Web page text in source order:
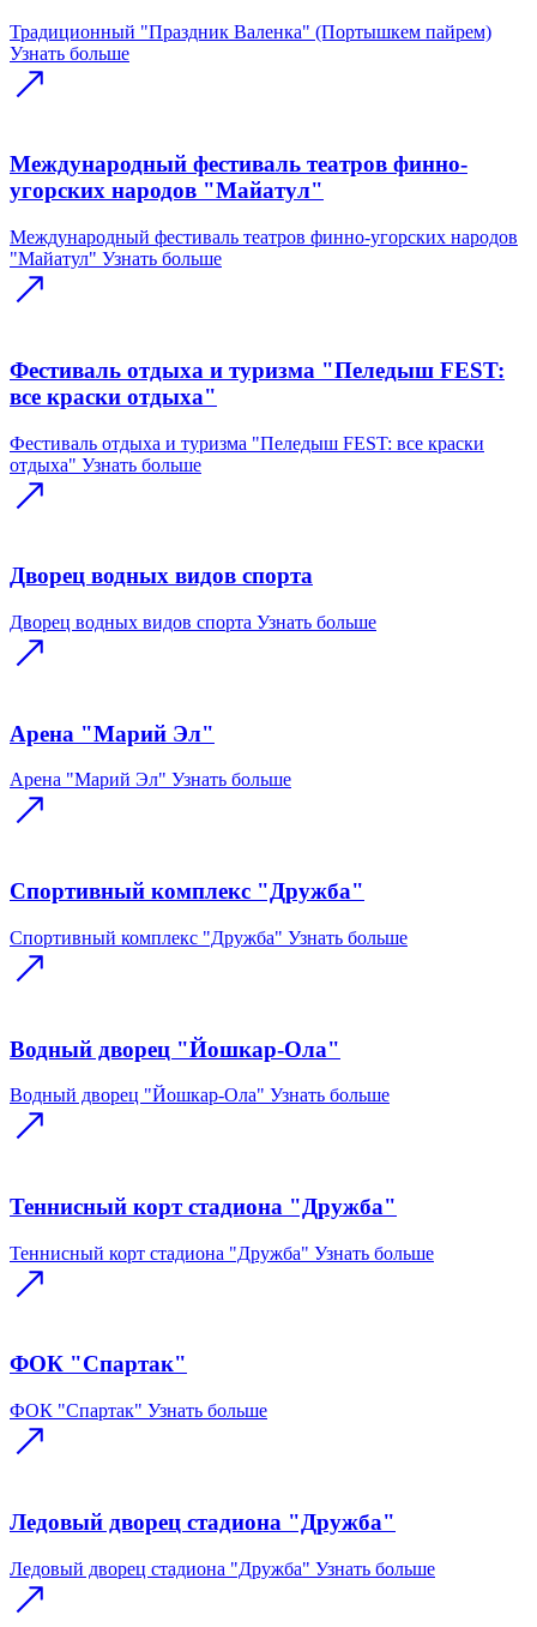
Традиционный "Праздник Валенка" (Портышкем пайрем)
Узнать больше
Международный фестиваль театров финно-
угорских народов "Майатул"
Международный фестиваль театров финно-угорских народов
"Майатул" Узнать больше
Фестиваль отдыха и туризма "Пеледыш FEST:
все краски отдыха"
Фестиваль отдыха и туризма "Пеледыш FEST: все краски
отдыха" Узнать больше
Дворец водных видов спорта
Дворец водных видов спорта Узнать больше
Арена "Марий Эл"
Арена "Марий Эл" Узнать больше
Спортивный комплекс "Дружба"
Спортивный комплекс "Дружба" Узнать больше
Водный дворец "Йошкар-Ола"
Водный дворец "Йошкар-Ола" Узнать больше
Теннисный корт стадиона "Дружба"
Теннисный корт стадиона "Дружба" Узнать больше
ФОК "Спартак"
ФОК "Спартак" Узнать больше
Ледовый дворец стадиона "Дружба"
Ледовый дворец стадиона "Дружба" Узнать больше